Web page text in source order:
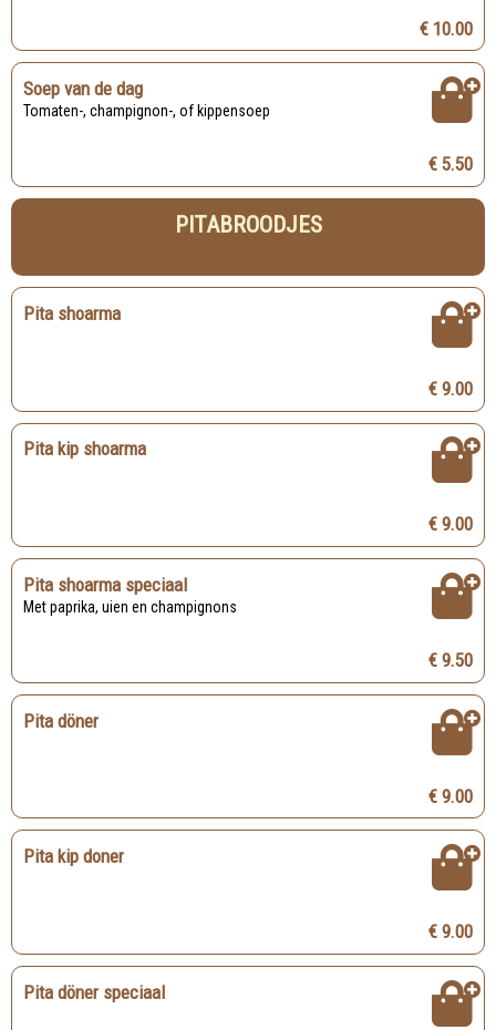
€ 10.00
Soep van de dag
Tomaten-, champignon-, of kippensoep
€ 5.50
PITABROODJES
Pita shoarma
€ 9.00
Pita kip shoarma
€ 9.00
Pita shoarma speciaal
Met paprika, uien en champignons
€ 9.50
Pita döner
€ 9.00
Pita kip doner
€ 9.00
Pita döner speciaal